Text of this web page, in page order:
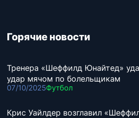
Горячие новости
Тренера «Шеффилд Юнайтед»
удар мячом по болельщикам
07/10/2025Футбол
Крис Уайлдер возглавил